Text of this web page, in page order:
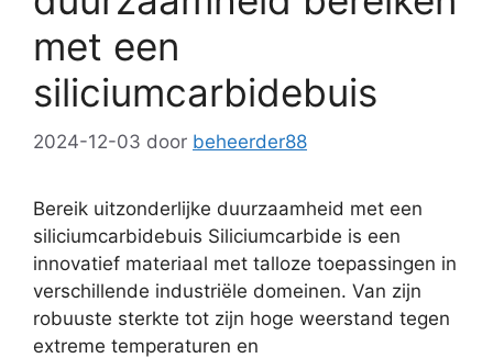
met een
siliciumcarbidebuis
2024-12-03 door beheerder88
Bereik uitzonderlijke duurzaamheid met een
siliciumcarbidebuis Siliciumcarbide is een
innovatief materiaal met talloze toepassingen in
verschillende industriële domeinen. Van zijn
robuuste sterkte tot zijn hoge weerstand tegen
extreme temperaturen en